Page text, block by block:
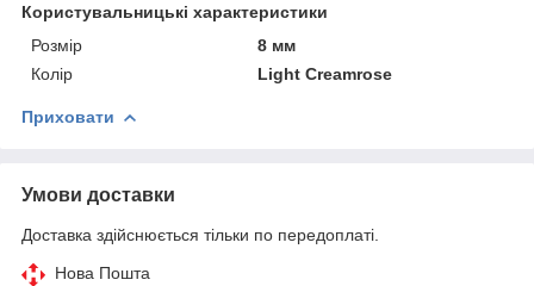
Користувальницькі характеристики
Розмір
8 мм
Колір
Light Creamrose
Приховати
Умови доставки
Доставка здійснюється тільки по передоплаті.
Нова Пошта